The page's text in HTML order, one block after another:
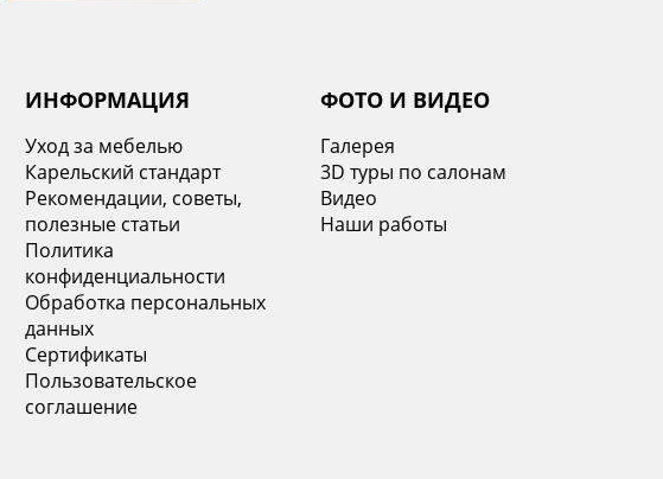
ИНФОРМАЦИЯ
Уход за мебелью
Карельский стандарт
Рекомендации, советы,
полезные статьи
Политика
конфиденциальности
Обработка персональных
данных
Сертификаты
Пользовательское
соглашение
ФОТО И ВИДЕО
Галерея
3D туры по салонам
Видео
Наши работы